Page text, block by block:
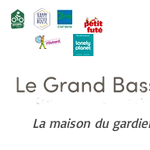
La maison du